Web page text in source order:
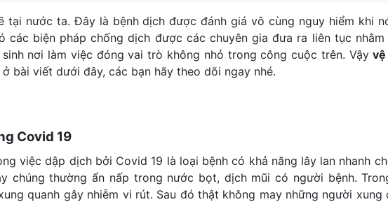
tại nước ta. Đây là bệnh dịch được đánh giá vô cùng nguy hiểm khi
các biện pháp chống dịch được các chuyên gia đưa ra liên tục
nơi làm việc đóng vai trò không nhỏ trong công cuộc trên. Vậy
bài viết dưới đây, các bạn hãy theo dõi ngay nhé.
Covid 19
việc dập dịch bởi Covid 19 là loại bệnh có khả năng lây lan nhanh
chúng thường ẩn nấp trong nước bọt, dịch mũi có người bệnh.
quanh gây nhiễm vi rút. Sau đó thật không may những người xung